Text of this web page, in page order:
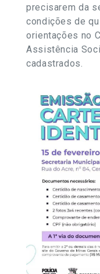
precisarem da
condições de
orientações no
Assistência
cadastrados.